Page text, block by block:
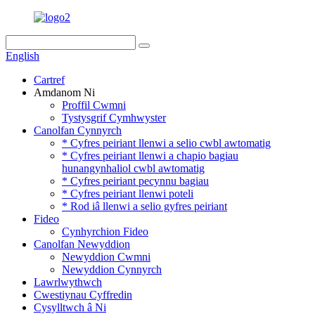
English
Cartref
Amdanom Ni
Proffil Cwmni
Tystysgrif Cymhwyster
Canolfan Cynnyrch
* Cyfres peiriant llenwi a selio cwbl awtomatig
* Cyfres peiriant llenwi a chapio bagiau
hunangynhaliol cwbl awtomatig
* Cyfres peiriant pecynnu bagiau
* Cyfres peiriant llenwi poteli
* Rod iâ llenwi a selio gyfres peiriant
Fideo
Cynhyrchion Fideo
Canolfan Newyddion
Newyddion Cwmni
Newyddion Cynnyrch
Lawrlwythwch
Cwestiynau Cyffredin
Cysylltwch â Ni